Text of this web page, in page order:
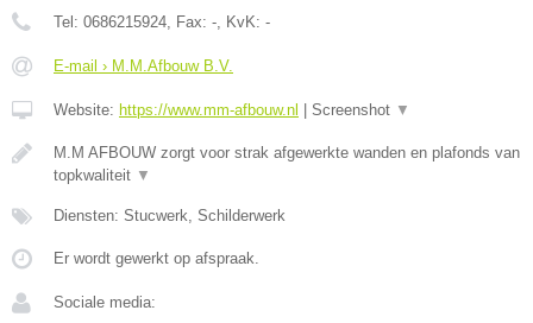
Tel: 0686215924, Fax: -, KvK: -
E-mail › M.M.Afbouw B.V.
Website: https://www.mm-afbouw.nl Screenshot ▼
M.M AFBOUW zorgt voor strak afgewerkte wanden en plafonds van
topkwaliteit ▼
Diensten: Stucwerk, Schilderwerk
Er wordt gewerkt op afspraak.
Sociale media: